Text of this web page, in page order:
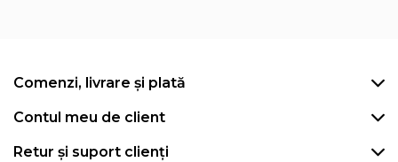
Comenzi, livrare și plată
Contul meu de client
Retur și suport clienți